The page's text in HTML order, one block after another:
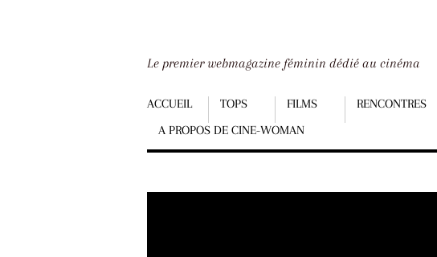
Le premier webmagazine féminin dédié au cinéma
Menu
ACCUEIL TOPS FILMS RENCONTRES
A PROPOS DE CINE-WOMAN
Scroll
to